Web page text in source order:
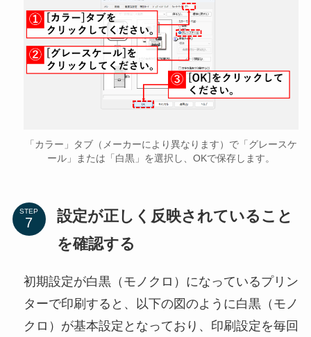
「カラー」タブ（メーカーにより異なります）で「グレースケ
ール」または「白黒」を選択し、OKで保存します。
STEP
設定が正しく反映されていること
を確認する
初期設定が白黒（モノクロ）になっているプリン
ターで印刷すると、以下の図のように白黒（モノ
クロ）が基本設定となっており、印刷設定を毎回